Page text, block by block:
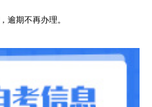
，逾期不再办理。